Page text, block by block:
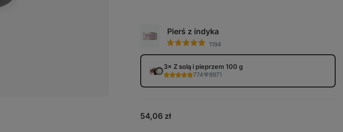
Pierś z indyka
1194
3× Z solą i pieprzem 100 g
774 8971
54,06 zł